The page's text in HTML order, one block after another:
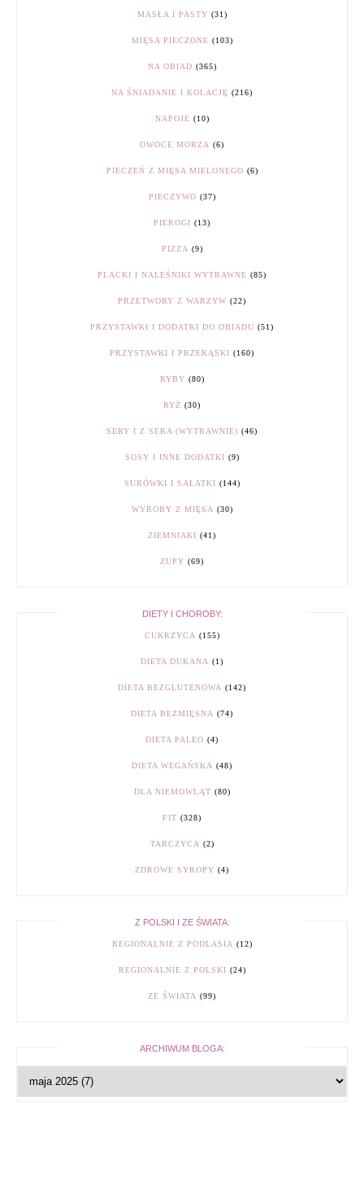
MASŁA I PASTY (31)
MIĘSA PIECZONE (103)
NA OBIAD (365)
NA ŚNIADANIE I KOLACJĘ (216)
NAPOJE (10)
OWOCE MORZA (6)
PIECZEŃ Z MIĘSA MIELONEGO (6)
PIECZYWO (37)
PIEROGI (13)
PIZZA (9)
PLACKI I NALEŚNIKI WYTRAWNE (85)
PRZETWORY Z WARZYW (22)
PRZYSTAWKI I DODATKI DO OBIADU (51)
PRZYSTAWKI I PRZEKĄSKI (160)
RYBY (80)
RYŻ (30)
SERY I Z SERA (WYTRAWNIE) (46)
SOSY I INNE DODATKI (9)
SURÓWKI I SAŁATKI (144)
WYROBY Z MIĘSA (30)
ZIEMNIAKI (41)
ZUPY (69)
DIETY I CHOROBY:
CUKRZYCA (155)
DIETA DUKANA (1)
DIETA BEZGLUTENOWA (142)
DIETA BEZMIĘSNA (74)
DIETA PALEO (4)
DIETA WEGAŃSKA (48)
DLA NIEMOWLĄT (80)
FIT (328)
TARCZYCA (2)
ZDROWE SYROPY (4)
Z POLSKI I ZE ŚWIATA:
REGIONALNIE Z PODLASIA (12)
REGIONALNIE Z POLSKI (24)
ZE ŚWIATA (99)
ARCHIWUM BLOGA: